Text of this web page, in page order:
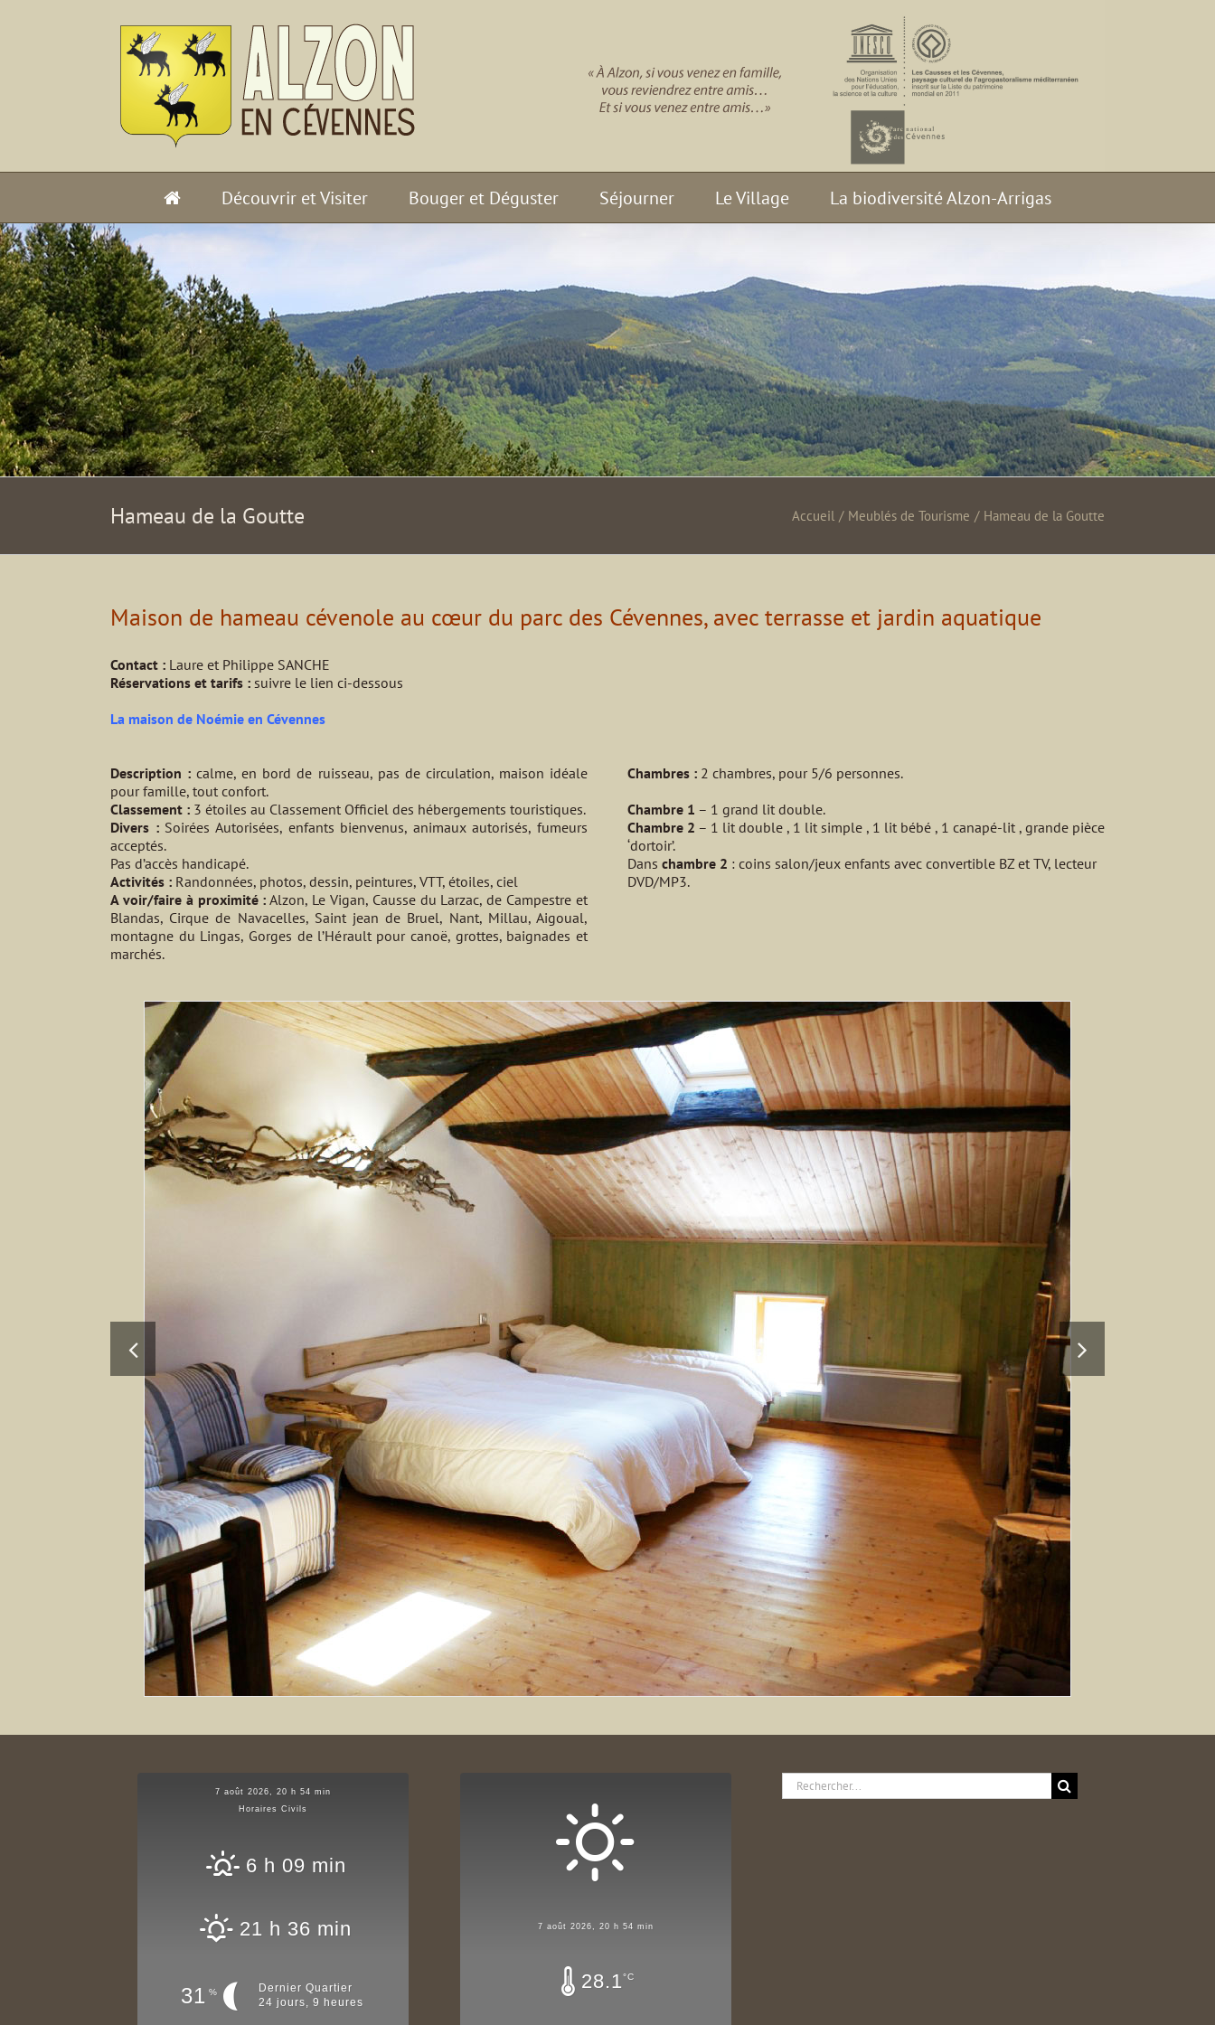
Découvrir et Visiter Bouger et Déguster Séjourner Le Village La biodiversité Alzon-Arrigas
Hameau de la Goutte Accueil / Meublés de Tourisme / Hameau de la Goutte
Maison de hameau cévenole au cœur du parc des Cévennes, avec terrasse et jardin aquatique
Contact : Laure et Philippe SANCHE
Réservations et tarifs : suivre le lien ci-dessous
La maison de Noémie en Cévennes
Description : calme, en bord de ruisseau, pas de circulation, maison idéale
pour famille, tout confort.
Classement : 3 étoiles au Classement Officiel des hébergements touristiques.
Divers :Soirées Autorisées, enfants bienvenus, animaux autorisés, fumeurs
acceptés.
Pas d’accès handicapé.
Activités : Randonnées, photos, dessin, peintures, VTT, étoiles, ciel
A voir/faire à proximité : Alzon, Le Vigan, Causse du Larzac, de Campestre et
Blandas, Cirque de Navacelles, Saint jean de Bruel, Nant, Millau, Aigoual,
montagne du Lingas, Gorges de l’Hérault pour canoë, grottes, baignades et
marchés.
Chambres : 2 chambres, pour 5/6 personnes.
Chambre 1 – 1 grand lit double.
Chambre 2 – 1 lit double , 1 lit simple , 1 lit bébé , 1 canapé-lit , grande pièce
‘dortoir’.
Dans chambre 2 : coins salon/jeux enfants avec convertible BZ et TV, lecteur
DVD/MP3.
7 août 2026, 20 h 54 min
Horaires Civils
6 h 09 min
21 h 36 min
31 %
Dernier Quartier
24 jours, 9 heures
7 août 2026, 20 h 54 min
28.1°C
Rechercher: